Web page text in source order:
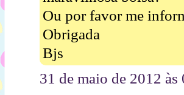
Ou por favor me
Obrigada
Bjs
31 de maio de 2012 às